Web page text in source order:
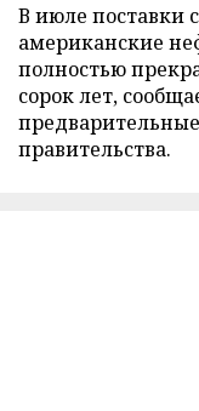
В июле поставки
американские
полностью
сорок лет,
правительства.